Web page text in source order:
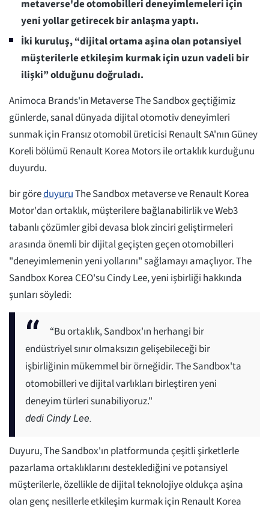
metaverse'de otomobilleri deneyimlemeleri için
yeni yollar getirecek bir anlaşma yaptı.
İki kuruluş, “dijital ortama aşina olan potansiyel
müşterilerle etkileşim kurmak için uzun vadeli bir
ilişki” olduğunu doğruladı.
Animoca Brands'in Metaverse The Sandbox geçtiğimiz
günlerde, sanal dünyada dijital otomotiv deneyimleri
sunmak için Fransız otomobil üreticisi Renault SA'nın Güney
Koreli bölümü Renault Korea Motors ile ortaklık kurduğunu
duyurdu.
bir göreduyuruThe Sandbox metaverse ve Renault Korea
Motor'dan ortaklık, müşterilere bağlanabilirlik ve Web3
tabanlı çözümler gibi devasa blok zinciri geliştirmeleri
arasında önemli bir dijital geçişten geçen otomobilleri
"deneyimlemenin yeni yollarını" sağlamayı amaçlıyor. The
Sandbox Korea CEO'su Cindy Lee, yeni işbirliği hakkında
şunları söyledi:
“Bu ortaklık, Sandbox'ın herhangi bir
endüstriyel sınır olmaksızın gelişebileceği bir
işbirliğinin mükemmel bir örneğidir. The Sandbox'ta
otomobilleri ve dijital varlıkları birleştiren yeni
deneyim türleri sunabiliyoruz."
dedi Cindy Lee.
Duyuru, The Sandbox'ın platformunda çeşitli şirketlerle
pazarlama ortaklıklarını desteklediğini ve potansiyel
müşterilerle, özellikle de dijital teknolojiye oldukça aşina
olan genç nesillerle etkileşim kurmak için Renault Korea